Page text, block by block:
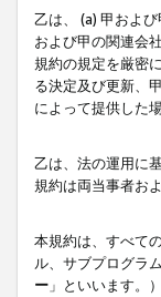
乙は、 (a) 甲およ
および甲の関連会
規約の規定を厳密
る決定及び更新、
によって提供した
乙は、法の運用に
規約は両当事者お
本規約は、すべて
ル、サブプログラ
ー 」といいます。